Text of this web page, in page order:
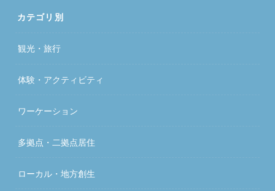
カテゴリ別
観光・旅行
体験・アクティビティ
ワーケーション
多拠点・二拠点居住
ローカル・地方創生